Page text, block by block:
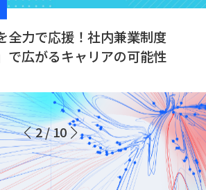
/ 技術
とは
全力で応援！社内兼業制度
で広がるキャリアの可能性
2/10